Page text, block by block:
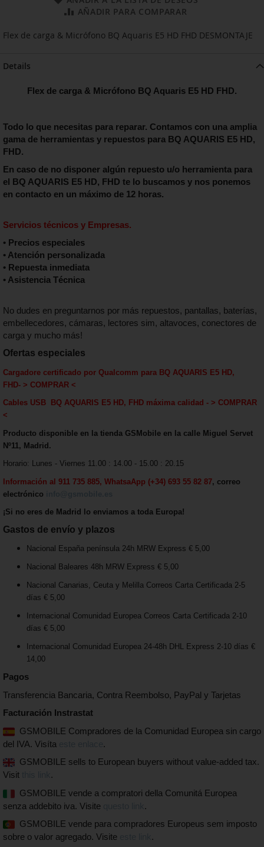
AÑADIR PARA COMPARAR
Flex de carga & Micrófono BQ Aquaris E5 HD FHD DESMONTAJE
Details
Flex de carga & Micrófono BQ Aquaris E5 HD FHD.
Todo lo que necesitas para reparar. Contamos con una amplia
gama de herramientas y repuestos para BQ AQUARIS E5 HD,
FHD.
En caso de no disponer algún repuesto u/o herramienta para
el BQ AQUARIS E5 HD, FHD te lo buscamos y nos ponemos
en contacto en un máximo de 12 horas.
Servicios técnicos y Empresas.
• Precios especiales
• Atención personalizada
• Repuesta inmediata
• Asistencia Técnica
No dudes en preguntarnos por más repuestos, pantallas, baterías,
embellecedores, cámaras, lectores sim, altavoces, conectores de
carga y mucho más!
Ofertas especiales
Cargadore certificado por Qualcomm para BQ AQUARIS E5 HD,
FHD- > COMPRAR <
Cables USB BQ AQUARIS E5 HD, FHD máxima calidad - > COMPRAR
<
Producto disponible en la tienda GSMobile en la calle Miguel Servet
Nº11, Madrid.
Horario: Lunes - Viernes 11.00 : 14.00 - 15.00 : 20.15
Información al 911 735 885, WhatsaApp (+34) 693 55 82 87, correo
electrónico
¡Si no eres de Madrid lo enviamos a toda Europa!
Gastos de envío y plazos
Nacional España península 24h MRW Express € 5,00
Nacional Baleares 48h MRW Express € 5,00
Nacional Canarias, Ceuta y Melilla Correos Carta Certificada 2-5
días € 5,00
Internacional Comunidad Europea Correos Carta Certificada 2-10
días € 5,00
Internacional Comunidad Europea 24-48h DHL Express 2-10 días €
14,00
Pagos
Transferencia Bancaria, Contra Reembolso, PayPal y Tarjetas
Facturación Instrastat
GSMOBILE Compradores de la Comunidad Europea sin cargo
del IVA. Visíta
.
GSMOBILE sells to European buyers without value-added tax.
Visit
.
GSMOBILE vende a compratori della Comunitá Europea
senza addebito iva. Visite
.
GSMOBILE vende para compradores Europeus sem imposto
sobre o valor agregado. Visite
.